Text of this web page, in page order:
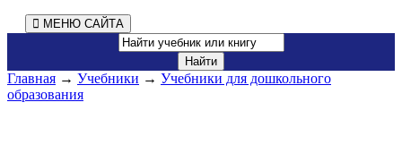
МЕНЮ САЙТА
Главная → Учебники → Учебники для дошкольного
образования